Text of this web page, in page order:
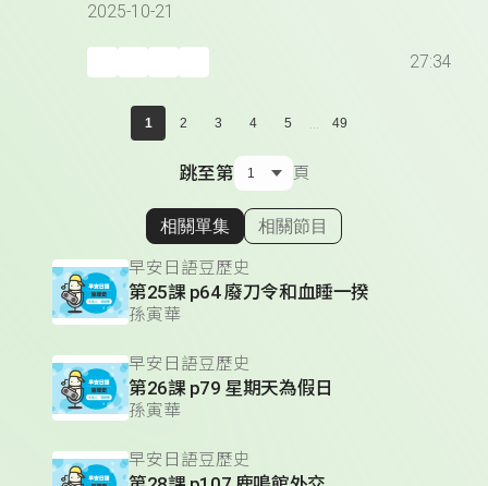
2025-10-21
27:34
1 2 3 4 5 ... 49
跳至第 頁
顯示相關單集
相關單集 相關節目
早安日語豆歷史
第25課 p64 廢刀令和血睡一揆
孫寅華
早安日語豆歷史
第26課 p79 星期天為假日
孫寅華
早安日語豆歷史